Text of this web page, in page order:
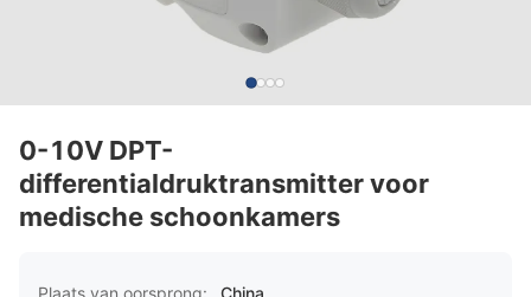
0-10V DPT-
differentialdruktransmitter voor
medische schoonkamers
Plaats van oorsprong: China